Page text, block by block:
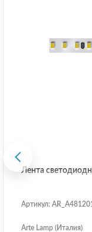
Лента
Артикул:
Arte Lamp (Италия)